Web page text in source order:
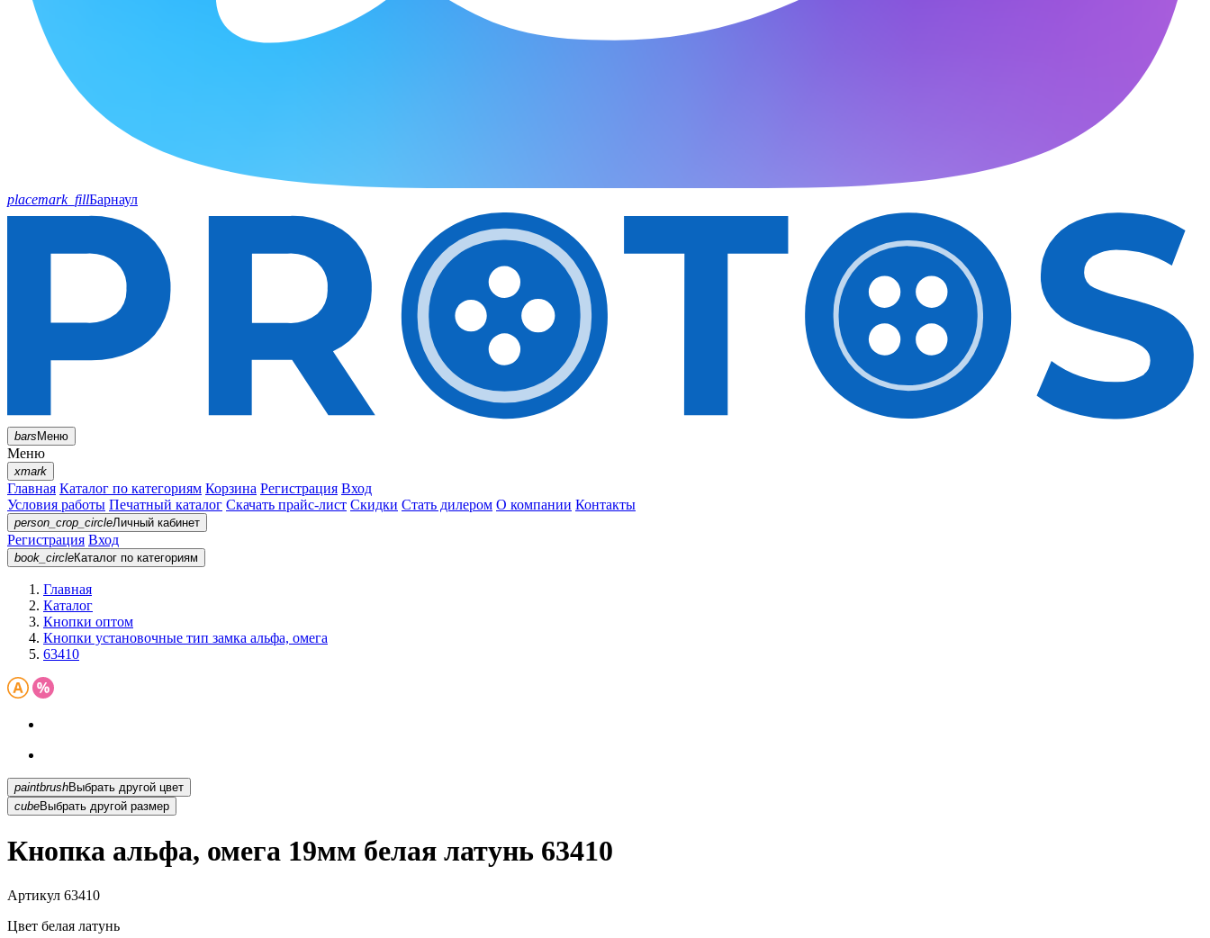
placemark_fillБарнаул
barsМеню
Меню
xmark
Главная Каталог по категориям Корзина Регистрация Вход
Условия работы Печатный каталог Скачать прайс-лист Скидки Стать дилером О компании Контакты
person_crop_circleЛичный кабинет
Регистрация Вход
book_circleКаталог по категориям
Главная
Каталог
Кнопки оптом
Кнопки установочные тип замка альфа, омега
63410
paintbrush
Выбрать другой цвет
cubeВыбрать другой размер
Кнопка альфа, омега 19мм белая латунь 63410
Артикул 63410
Цвет белая латунь